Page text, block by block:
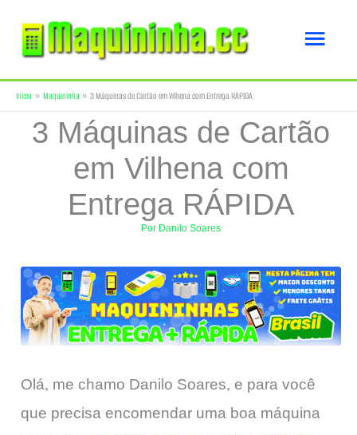
para
conteúdo
Início Maquininha 3 Máquinas de Cartão em Vilhena com Entrega RÁPIDA
3 Máquinas de Cartão
em Vilhena com
Entrega RÁPIDA
Por Danilo Soares
Olá, me chamo Danilo Soares, e para você
que precisa encomendar uma boa máquina